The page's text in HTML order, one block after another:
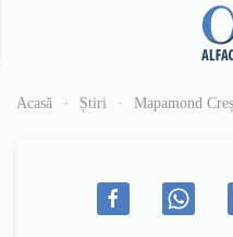
Acasă Știri Mapamond